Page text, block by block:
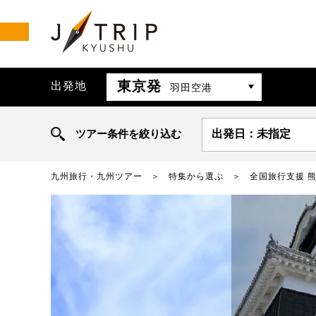
出発地 東京発 羽田空港
ツアー条件を絞り込む 出発日：未指定
九州旅行・九州ツアー 特集から選ぶ 全国旅行支援